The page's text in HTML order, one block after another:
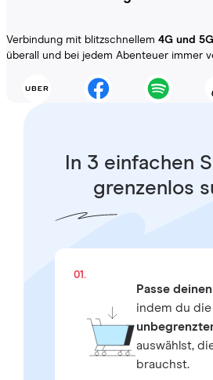
Verbindung mit blitzschnellem 4G und 5G
überall und bei jedem Abenteuer immer
In 3 einfachen
grenzenlos
01.
Passe
indem du die
auswählst,
brauchst.